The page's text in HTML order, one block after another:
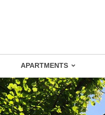
APARTMENTS